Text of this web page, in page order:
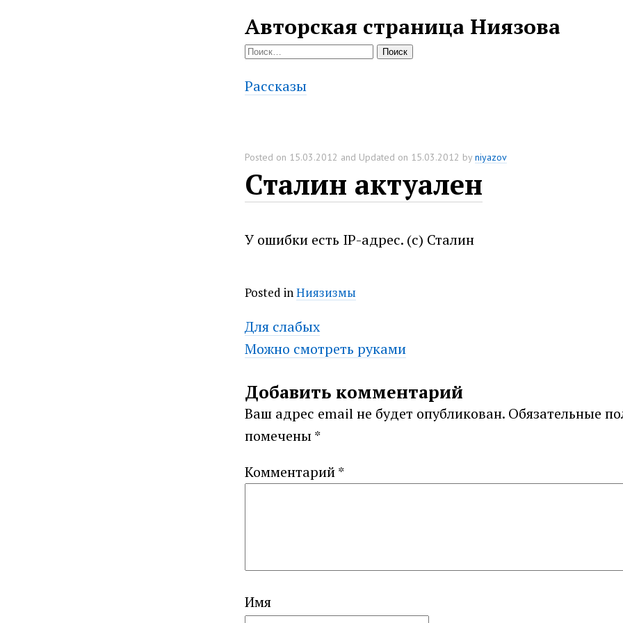
Авторская страница Ниязова
Найти:
Рассказы
Posted on 15.03.2012 and Updated on 15.03.2012 by niyazov
Сталин актуален
У ошибки есть IP-адрес. (с) Сталин
Posted in Ниязизмы
Post
navigation
Для слабых
Можно смотреть руками
Добавить комментарий
Ваш адрес email не будет опубликован. Обязательные
помечены*
Комментарий*
Имя